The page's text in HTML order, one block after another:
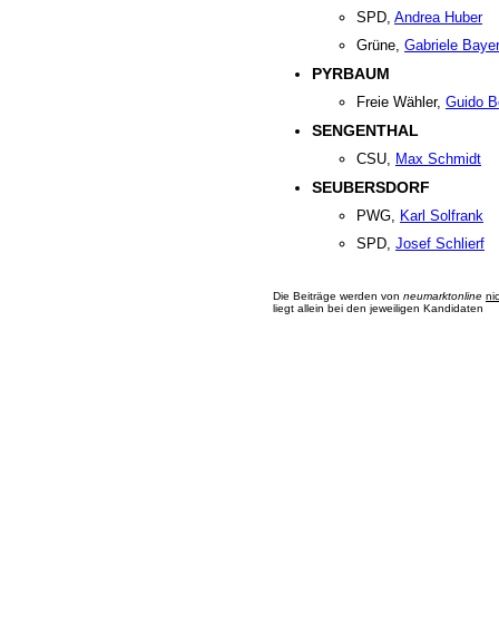
SPD, Andrea Huber
Grüne, Gabriele Bayer
PYRBAUM
Freie Wähler, Guido
SENGENTHAL
CSU, Max Schmidt
SEUBERSDORF
PWG, Karl Solfrank
SPD, Josef Schlierf
Die Beiträge werden von neumarktonline
liegt allein bei den jeweiligen Kandidaten